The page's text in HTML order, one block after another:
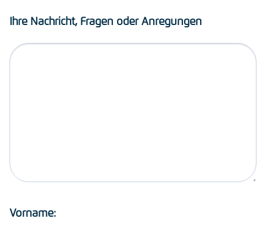
Ihre Nachricht, Fragen oder Anregungen
Vorname: